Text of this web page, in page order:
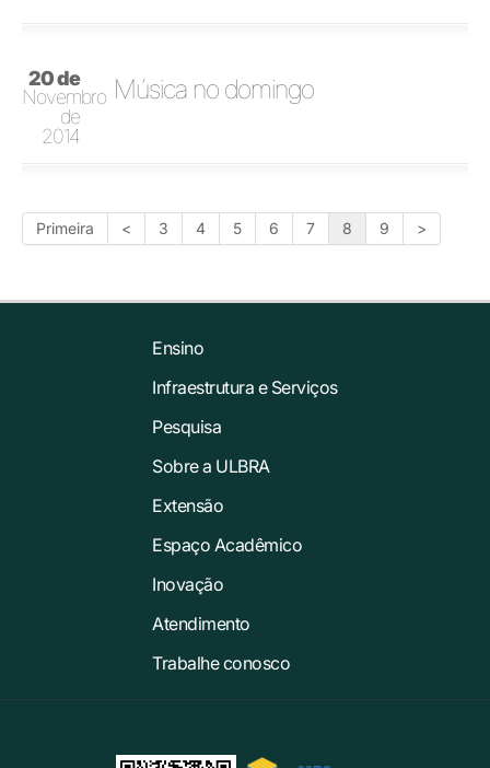
20 de
Novembro
de
2014
Música no domingo
Primeira < 3 4 5 6 7 8 9 >
Ensino
Infraestrutura e Serviços
Pesquisa
Sobre a ULBRA
Extensão
Espaço Acadêmico
Inovação
Atendimento
Trabalhe conosco